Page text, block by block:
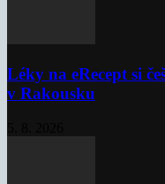
Léky na eRecept si
v Rakousku